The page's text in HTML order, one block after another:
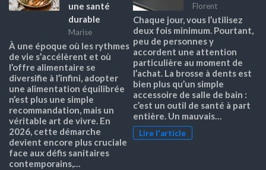
une santé
durable
Marise
À une époque où les rythmes
de vie s’accélèrent et où
l’offre alimentaire se
diversifie à l’infini, adopter
une alimentation équilibrée
n’est plus une simple
recommandation, mais un
véritable art de vivre. En
2026, cette démarche
devient encore plus cruciale
face aux défis sanitaires
contemporains,…
Florent
Chaque jour, vous l’utilisez
deux fois minimum. Pourtant,
peu de personnes y
accordent une attention
particulière au moment de
l’achat. La brosse à dents est
bien plus qu’un simple
accessoire de salle de bain :
c’est un outil de santé à part
entière. Un mauvais…
Lire l'article